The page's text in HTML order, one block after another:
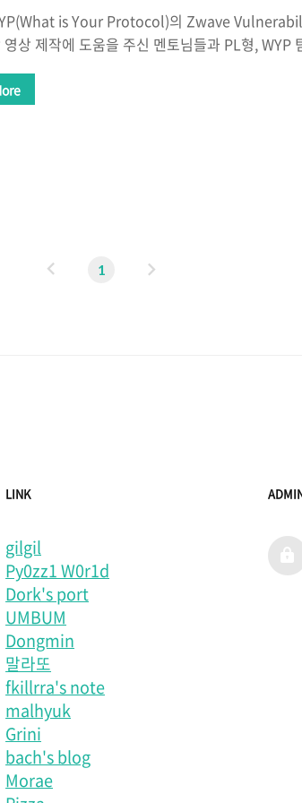
is Your Protocol)의 Zwave
영상 제작에 도움을 주신 멘토님들과 PL형, WYP
라 감사요~) 해당영상은 2019 Codegate 해킹
1
다
LINK
gilgil
Py0zz1 W0r1d
Dork's port
UMBUM
Dongmin
말라또
fkillrra's note
malhyuk
Grini
bach's blog
Morae